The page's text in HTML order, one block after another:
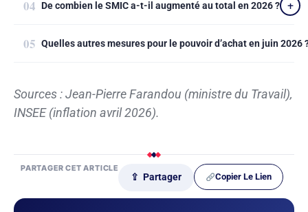
De combien le SMIC a-t-il augmenté au total en 2026 ?
Quelles autres mesures pour le pouvoir d’achat en juin 2026
Sources : Jean-Pierre Farandou (ministre du Travail),
INSEE (inflation avril 2026).
PARTAGER CET ARTICLE
⇪ Partager Copier Le Lien